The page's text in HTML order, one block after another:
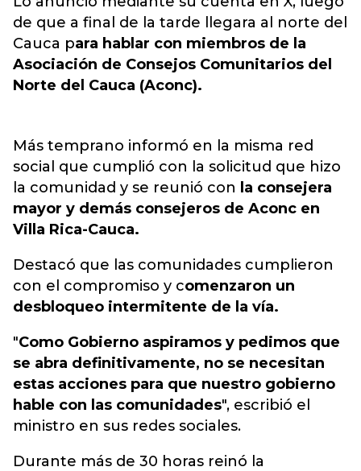
de que a final de la tarde llegara al norte del
Cauca para hablar con miembros de la
Asociación de Consejos Comunitarios del
Norte del Cauca (Aconc).
Más temprano informó en la misma red
social que cumplió con la solicitud que hizo
la comunidad y se reunió con la consejera
mayor y demás consejeros de Aconc en
Villa Rica-Cauca.
Destacó que las comunidades cumplieron
con el compromiso y comenzaron un
desbloqueo intermitente de la vía.
"Como Gobierno aspiramos y pedimos que
se abra definitivamente, no se necesitan
estas acciones para que nuestro gobierno
hable con las comunidades", escribió el
ministro en sus redes sociales.
Durante más de 30 horas reinó la